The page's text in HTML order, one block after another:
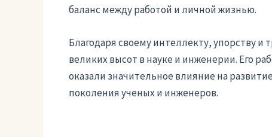
баланс между работой и личной жизнью.
Благодаря своему интеллекту, упорству
великих высот в науке и инженерии. Его
оказали значительное влияние на
поколения ученых и инженеров.